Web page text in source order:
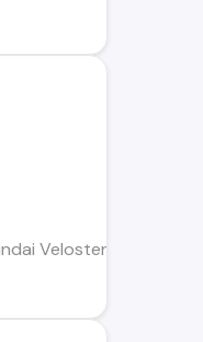
Veloster 2015 es